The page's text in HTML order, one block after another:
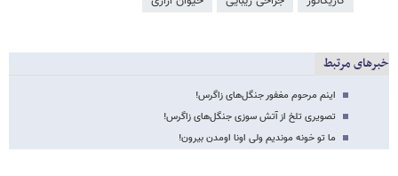
خبرهای مرتبط
اینم مرحوم مغفور جنگل‌های زاگرس!
تصویری تلخ از آتش‌ سوزی جنگل‌های زاگرس!
ما تو خونه موندیم ولی اونا اومدن بیرون!